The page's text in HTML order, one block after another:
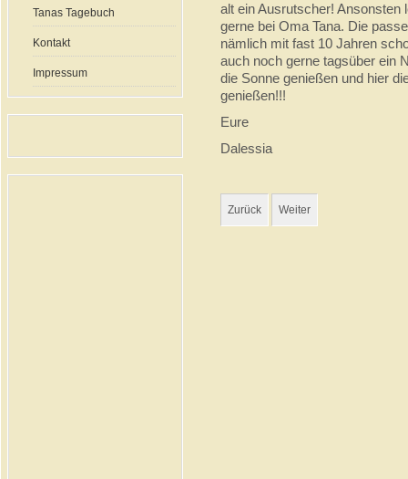
Tanas Tagebuch
Kontakt
Impressum
alt ein Ausrutscher! Ansonsten
gerne bei Oma Tana. Die
nämlich mit fast 10 Jahren
auch noch gerne tagsüber ein
die Sonne genießen und hier
genießen!!!
Eure
Dalessia
Zurück Weiter